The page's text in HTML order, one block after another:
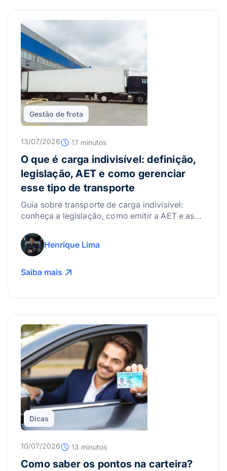
Gestão de frota
13/07/2026 17 minutos
O que é carga indivisível: definição,
legislação, AET e como gerenciar
esse tipo de transporte
Guia sobre transporte de carga indivisível:
conheça a legislação, como emitir a AET e as
Henrique Lima
Saiba mais
Dicas
10/07/2026 13 minutos
Como saber os pontos na carteira?